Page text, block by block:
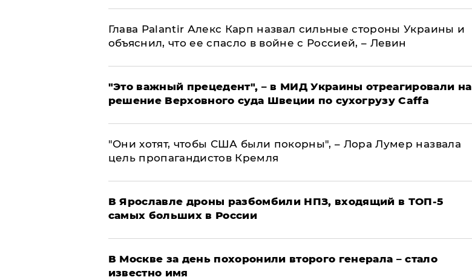
Глава Palantir Алекс Карп назвал сильные стороны Украины и
объяснил, что ее спасло в войне с Россией, – Левин
"Это важный прецедент", – в МИД Украины отреагировали на
решение Верховного суда Швеции по сухогрузу Caffa
"Они хотят, чтобы США были покорны", – Лора Лумер назвала
цель пропагандистов Кремля
В Ярославле дроны разбомбили НПЗ, входящий в ТОП-5
самых больших в России
В Москве за день похоронили второго генерала – стало
известно имя